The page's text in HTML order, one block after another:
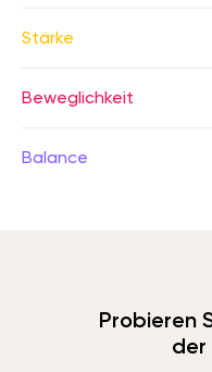
Stärke
Beweglichkeit
Balance
Probieren
der